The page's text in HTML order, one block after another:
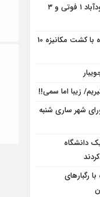
تصادف زنجیره‌ای در محمودآباد ۱ فوتی و ۳
فعالیت 2 بانک نشاء همراه با کشت مکانیزه 10
زیبا اما سمی!!
شهر ساری شنبه
دانشگاه
رگبارهای